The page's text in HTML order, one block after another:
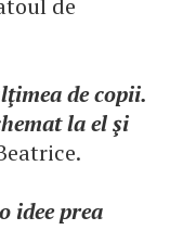
de
de copii.
la el şi
idee prea